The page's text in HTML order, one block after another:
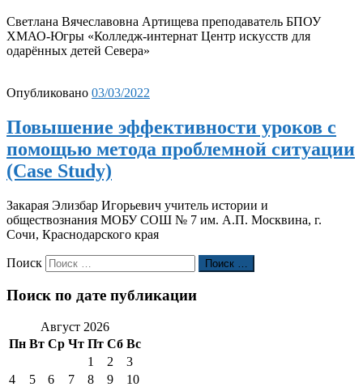
Светлана Вячеславовна Артищева преподаватель БПОУ
ХМАО-Югры «Колледж-интернат Центр искусств для
одарённых детей Севера»
Опубликовано 03/03/2022
Повышение эффективности уроков с
помощью метода проблемной ситуации
(Case Study)
Закарая Элизбар Игорьевич учитель истории и
обществознания МОБУ СОШ № 7 им. А.П. Москвина, г.
Сочи, Краснодарского края
Поиск Поиск …
Поиск по дате публикации
Август 2026
Пн Вт Ср Чт Пт Сб Вс
1
2
3
4
5 6 7 8 9
10